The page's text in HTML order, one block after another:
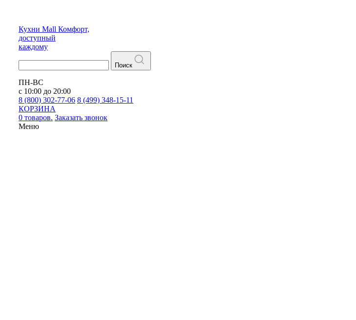
Кухни Mall Комфорт,
доступный
каждому
Поиск
ПН-ВС
с 10:00 до 20:00
8 (800) 302-77-06 8 (499) 348-15-11
КОРЗИНА
0 товаров. Заказать звонок
Меню